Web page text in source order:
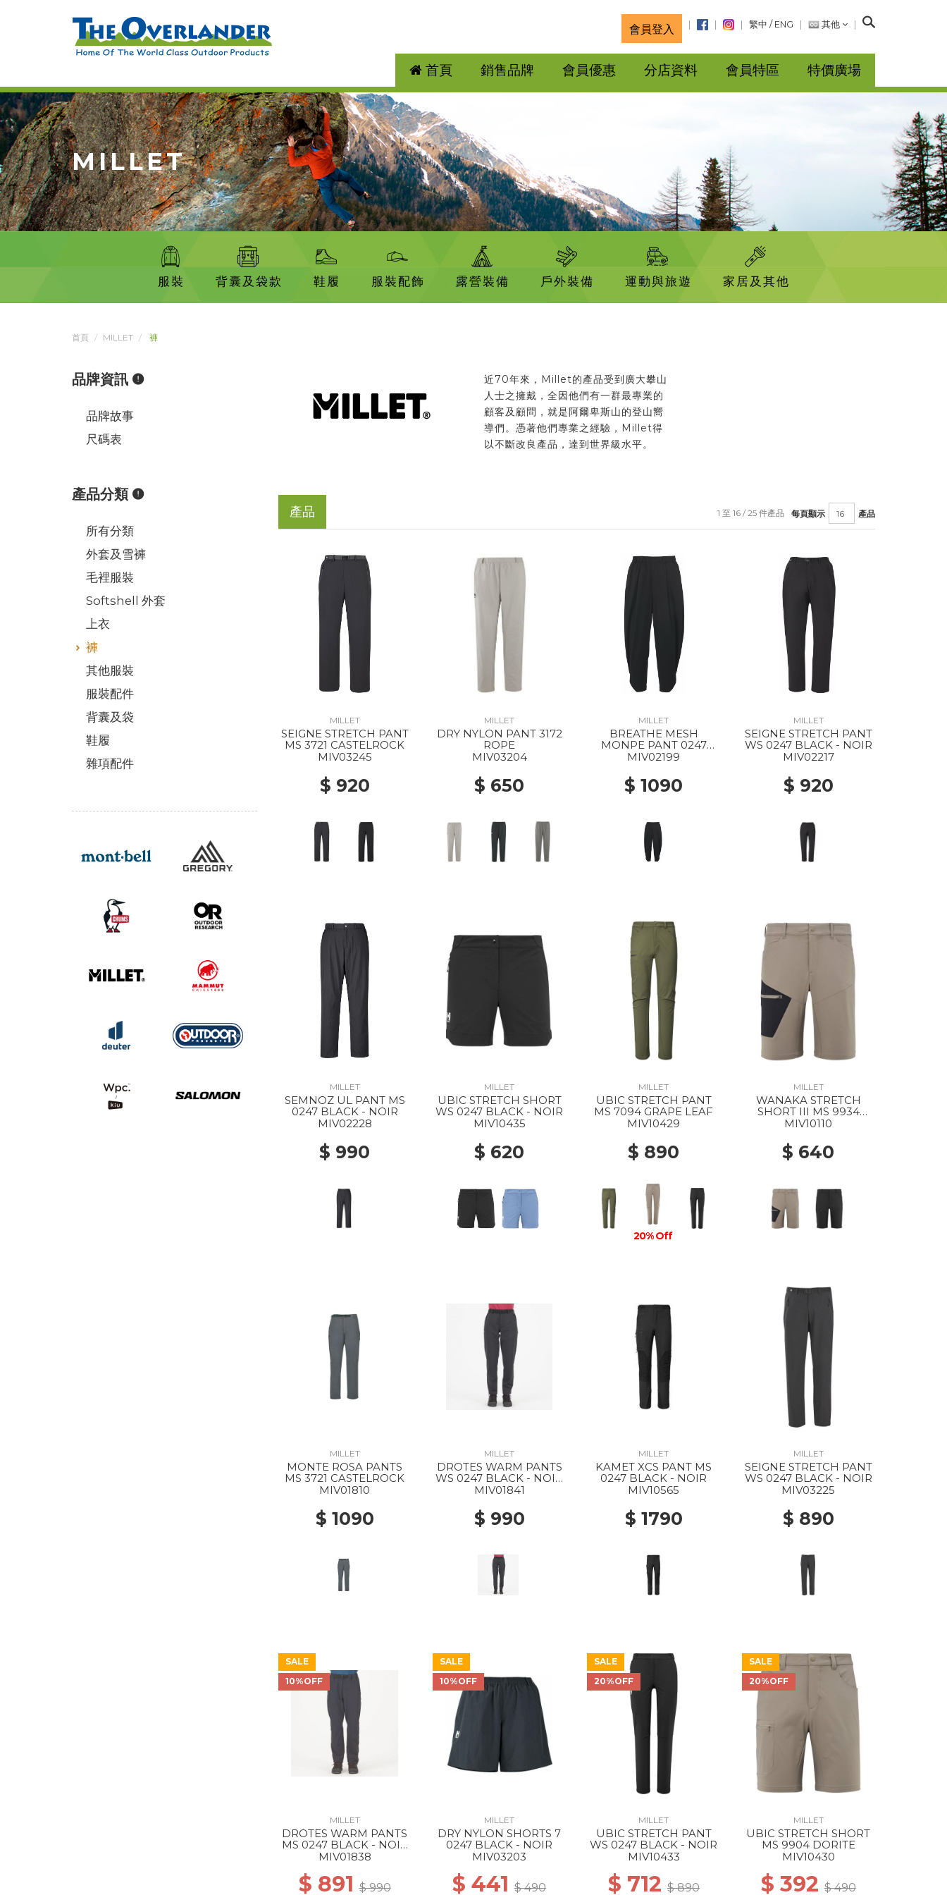
會員登入 繁中 / ENG 其他
搜
首頁 銷售品牌 會員優惠 分店資料 會員特區 特價廣場
MILLET
服裝 背囊及袋款 鞋履 服裝配飾 露營裝備 戶外裝備 運動與旅遊 家居及其他
首頁 MILLET 褲
近70年來，Millet的產品受到廣大攀山
人士之擁戴，全因他們有一群最專業的
顧客及顧問，就是阿爾卑斯山的登山嚮
導們。憑著他們專業之經驗，Millet得
以不斷改良產品，達到世界級水平。
產品 每頁顯示 產品
1 至 16 / 25 件產品
MILLET
SEIGNE STRETCH PANT
MS 3721 CASTELROCK
MIV03245
$ 920
MILLET
DRY NYLON PANT 3172
ROPE
MIV03204
$ 650
MILLET
BREATHE MESH
MONPE PANT 0247
BLACK - NOIR
MIV02199
$ 1090
MILLET
SEIGNE STRETCH PANT
WS 0247 BLACK - NOIR
MIV02217
$ 920
MILLET
SEMNOZ UL PANT MS
0247 BLACK - NOIR
MIV02228
$ 990
MILLET
UBIC STRETCH SHORT
WS 0247 BLACK - NOIR
MIV10435
$ 620
MILLET
UBIC STRETCH PANT
MS 7094 GRAPE LEAF
MIV10429
$ 890
20% Off
MILLET
WANAKA STRETCH
SHORT III MS 9934
DORITE/BLACK
MIV10110
$ 640
MILLET
MONTE ROSA PANTS
MS 3721 CASTELROCK
MIV01810
$ 1090
MILLET
DROTES WARM PANTS
WS 0247 BLACK - NOIR
NEW
MIV01841
$ 990
MILLET
KAMET XCS PANT MS
0247 BLACK - NOIR
MIV10565
$ 1790
MILLET
SEIGNE STRETCH PANT
WS 0247 BLACK - NOIR
MIV03225
$ 890
SALE
10%OFF
MILLET
DROTES WARM PANTS
MS 0247 BLACK - NOIR
NEW
MIV01838
$ 891$ 990
SALE
10%OFF
MILLET
DRY NYLON SHORTS 7
0247 BLACK - NOIR
MIV03203
$ 441$ 490
SALE
20%OFF
MILLET
UBIC STRETCH PANT
WS 0247 BLACK - NOIR
MIV10433
$ 712 $ 890
SALE
20%OFF
MILLET
UBIC STRETCH SHORT
MS 9904 DORITE
MIV10430
$ 392 $ 490
品牌資訊
品牌故事
尺碼表
產品分類
所有分類
外套及雪褲
毛裡服裝
Softshell 外套
上衣
褲
其他服裝
服裝配件
背囊及袋
鞋履
雜項配件